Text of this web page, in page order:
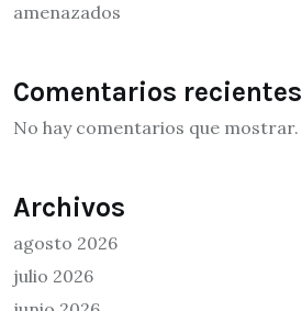
amenazados
Comentarios recientes
No hay comentarios que mostrar.
Archivos
agosto 2026
julio 2026